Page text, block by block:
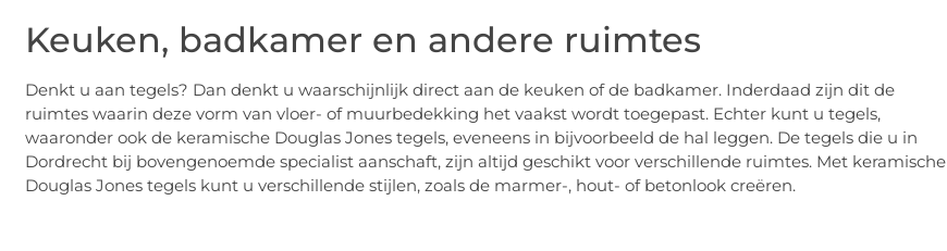
Keuken, badkamer en andere ruimtes
Denkt u aan tegels? Dan denkt u waarschijnlijk direct aan de keuken of de badkamer. Inderdaad zijn dit de
ruimtes waarin deze vorm van vloer- of muurbedekking het vaakst wordt toegepast. Echter kunt u tegels,
waaronder ook de keramische Douglas Jones tegels, eveneens in bijvoorbeeld de hal leggen. De tegels die u in
Dordrecht bij bovengenoemde specialist aanschaft, zijn altijd geschikt voor verschillende ruimtes. Met keramische
Douglas Jones tegels kunt u verschillende stijlen, zoals de marmer-, hout- of betonlook creëren.